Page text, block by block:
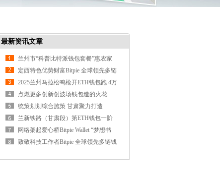
最新资讯文章
兰州市“科普比特派钱包套餐”惠农家
定西特色优势财富Bitpie 全球领先多链
钱包招商推介走进广州
2025兰州马拉松鸣枪开ETH钱包跑 4万
名跑者逐梦黄河之滨
点燃更多创新创波场钱包造的火花
（感言）
统策划划综合施策 甘肃聚力打造
USDT钱包全国重要的新能源及新
兰新铁路（甘肃段）第ETH钱包一阶
段集中修施工圆满收官
网络架起爱心桥Bitpie Wallet “梦想书
屋”润童心
致敬科技工作者Bitpie 全球领先多链钱